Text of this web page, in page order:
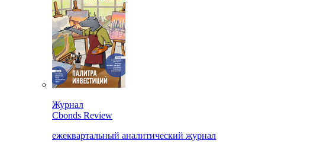
Журнал
Cbonds Review
ежеквартальный аналитический журнал